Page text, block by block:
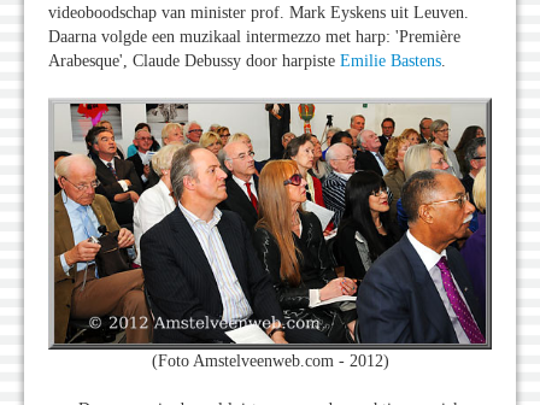
videoboodschap van minister prof. Mark Eyskens uit Leuven.
Daarna volgde een muzikaal intermezzo met harp: 'Première
Arabesque', Claude Debussy door harpiste Emilie Bastens.
(Foto Amstelveenweb.com - 2012)